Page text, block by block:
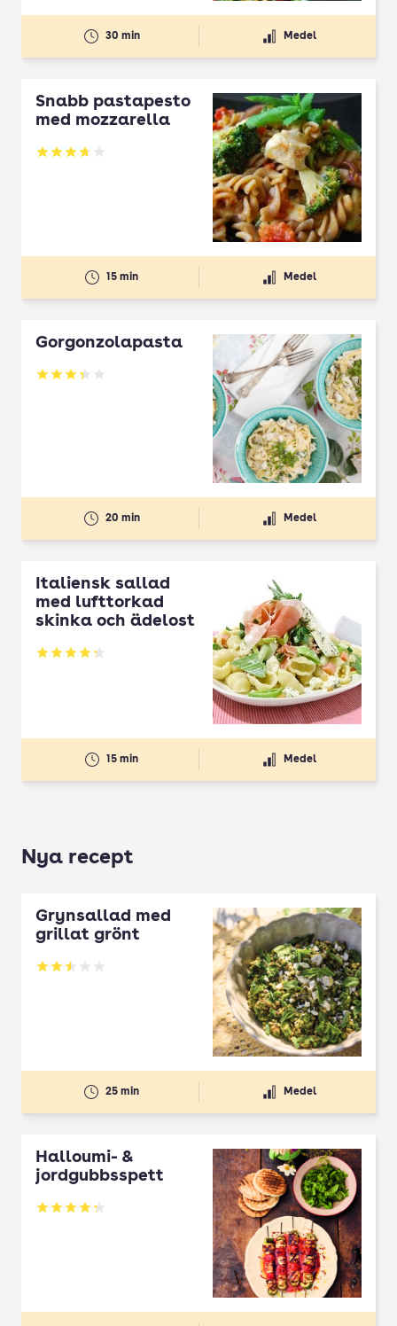
30 min Medel
Snabb pastapesto
med mozzarella
Betyg: 3.7 av 5
15 min Medel
Gorgonzolapasta
Betyg: 3.33 av 5
20 min Medel
Italiensk sallad
med lufttorkad
skinka och ädelost
Betyg: 4.3 av 5
15 min Medel
Nya recept
Grynsallad med
grillat grönt
Betyg: 2.5 av 5
25 min Medel
Halloumi- &
jordgubbsspett
Betyg: 4.3 av 5